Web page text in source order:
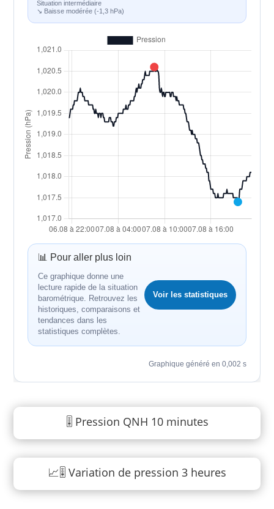
Situation intermédiaire
↘ Baisse modérée (-1,3 hPa)
📊 Pour aller plus loin
Ce graphique donne une
lecture rapide de la situation
barométrique. Retrouvez les
historiques, comparaisons et
tendances dans les
statistiques complètes.
Voir les statistiques
Graphique généré en 0,002 s
🎚️ Pression QNH 10 minutes
📈🎚️ Variation de pression 3 heures